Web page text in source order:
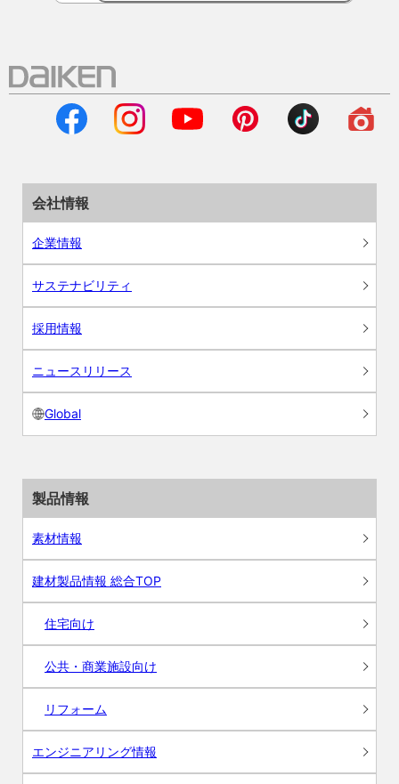
会社情報
企業情報
サステナビリティ
採用情報
ニュースリリース
Global
製品情報
素材情報
建材製品情報 総合TOP
住宅向け
公共・商業施設向け
リフォーム
エンジニアリング情報